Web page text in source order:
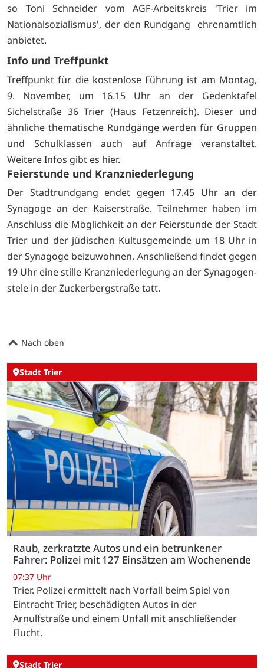
so Toni Schneider vom AGF-Arbeitskreis 'Trier im
National­sozialismus', der den Rund­gang ehrenamtlich
anbietet.
Info und Treffpunkt
Treffpunkt für die kostenlose Führung ist am Montag,
9. November, um 16.15 Uhr an der Gedenktafel
Sichelstraße 36 Trier (Haus Fetzenreich). Dieser und
ähnliche thematische Rundgänge werden für Gruppen
und Schul­klas­sen auch auf Anfrage veranstaltet.
Weitere Infos gibt es hier.
Feierstunde und Kranzniederlegung
Der Stadtrundgang endet gegen 17.45 Uhr an der
Synagoge an der Kaiserstraße. Teil­neh­mer haben im
Anschluss die Möglichkeit an der Feier­stunde der Stadt
Trier und der jüdischen Kultusgemeinde um 18 Uhr in
der Syna­goge beizuwohnen. Anschließend findet gegen
19 Uhr eine stille Kranzniederlegung an der Synagogen­
stele in der Zucker­bergstraße tatt.
Nach oben
Stadt Trier
Raub, zerkratzte Autos und ein betrunkener
Fahrer: Polizei mit 127 Einsätzen am Wochenende
07:37 Uhr
Trier. Polizei ermittelt nach Vorfall beim Spiel von
Eintracht Trier, beschädigten Autos in der
Arnulfstraße und einem Unfall mit anschließender
Flucht.
Stadt Trier